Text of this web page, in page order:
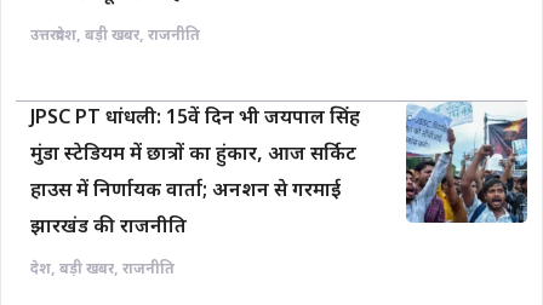
उत्तरप्रदेश, बड़ी खबर, राजनीति
JPSC PT धांधली: 15वें दिन भी जयपाल सिंह
मुंडा स्टेडियम में छात्रों का हुंकार, आज सर्किट
हाउस में निर्णायक वार्ता; अनशन से गरमाई
झारखंड की राजनीति
देश, बड़ी खबर, राजनीति